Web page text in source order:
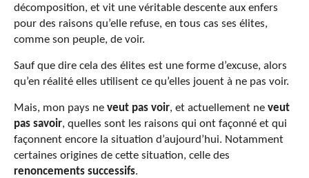
décomposition, et vit une véritable descente aux enfers
pour des raisons qu’elle refuse, en tous cas ses élites,
comme son peuple, de voir.
Sauf que dire cela des élites est une forme d’excuse, alors
qu’en réalité elles utilisent ce qu’elles jouent à ne pas voir.
Mais, mon pays ne veut pas voir, et actuellement ne veut
pas savoir, quelles sont les raisons qui ont façonné et qui
façonnent encore la situation d’aujourd’hui. Notamment
certaines origines de cette situation, celle des
renoncements successifs.